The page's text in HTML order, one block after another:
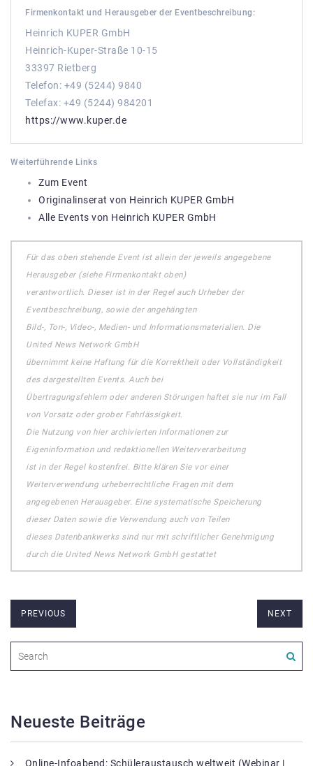
Firmenkontakt und Herausgeber der Eventbeschreibung:
Heinrich KUPER GmbH
Heinrich-Kuper-Straße 10-15
33397 Rietberg
Telefon: +49 (5244) 9840
Telefax: +49 (5244) 984201
https://www.kuper.de
Weiterführende Links
Zum Event
Originalinserat von Heinrich KUPER GmbH
Alle Events von Heinrich KUPER GmbH
Für das oben stehende Event ist allein der jeweils angegebene
Herausgeber (siehe Firmenkontakt oben)
verantwortlich. Dieser ist in der Regel auch Urheber der
Eventbeschreibung, sowie der angehängten
Bild-, Ton-, Video-, Medien- und Informationsmaterialien. Die
United News Network GmbH
übernimmt keine Haftung für die Korrektheit oder Vollständigkeit
des dargestellten Events. Auch bei
Übertragungsfehlern oder anderen Störungen haftet sie nur im Fall
von Vorsatz oder grober Fahrlässigkeit.
Die Nutzung von hier archivierten Informationen zur
Eigeninformation und redaktionellen Weiterverarbeitung
ist in der Regel kostenfrei. Bitte klären Sie vor einer
Weiterverwendung urheberrechtliche Fragen mit dem
angegebenen Herausgeber. Eine systematische Speicherung
dieser Daten sowie die Verwendung auch von Teilen
dieses Datenbankwerks sind nur mit schriftlicher Genehmigung
durch die United News Network GmbH gestattet
PREVIOUS NEXT
Neueste Beiträge
Online-Infoabend: Schüleraustausch weltweit (Webinar |